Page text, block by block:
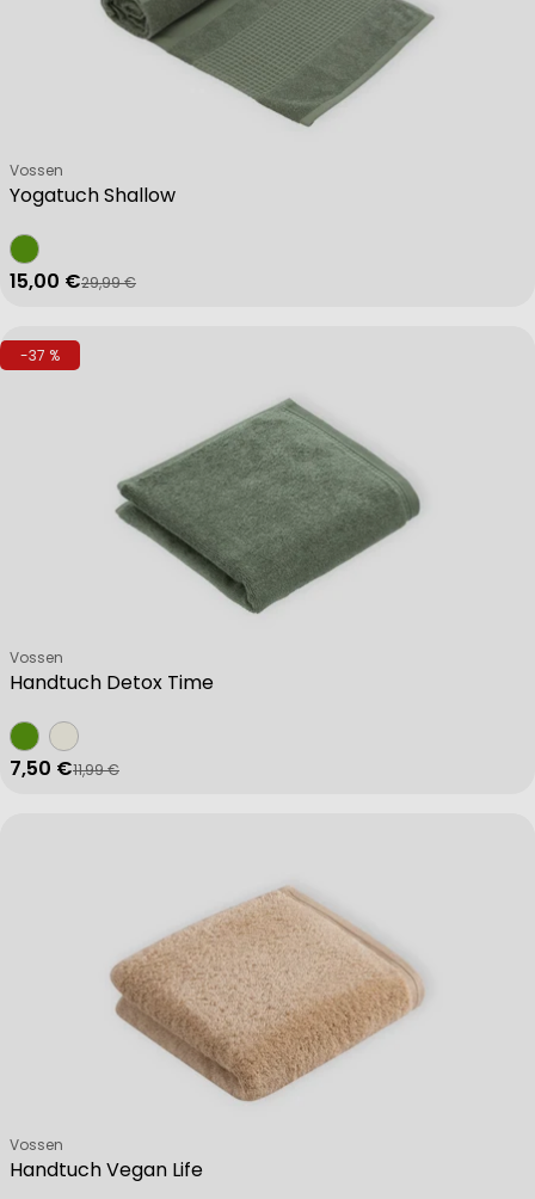
Yogatuch Shallow
Verkäufer:
Vossen
Verkaufspreis
15,00 €
Regulärer Preis
29,99 €
-37 %
Handtuch Detox Time
Verkäufer:
Vossen
Verkaufspreis
7,50 €
Regulärer Preis
11,99 €
Handtuch Vegan Life
Verkäufer:
Vossen